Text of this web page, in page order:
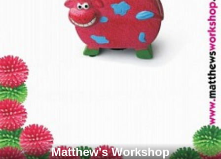
Matthew's Workshop